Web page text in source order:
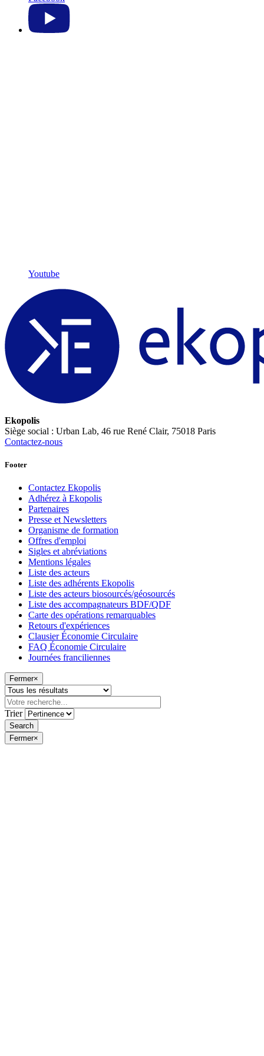
Youtube
Ekopolis
Siège social : Urban Lab, 46 rue René Clair, 75018 Paris
Contactez-nous
Footer
Contactez Ekopolis
Adhérez à Ekopolis
Partenaires
Presse et Newsletters
Organisme de formation
Offres d'emploi
Sigles et abréviations
Mentions légales
Liste des acteurs
Liste des adhérents Ekopolis
Liste des acteurs biosourcés/géosourcés
Liste des accompagnateurs BDF/QDF
Carte des opérations remarquables
Retours d'expériences
Clausier Économie Circulaire
FAQ Économie Circulaire
Journées franciliennes
Fermer×
Trier
Fermer×